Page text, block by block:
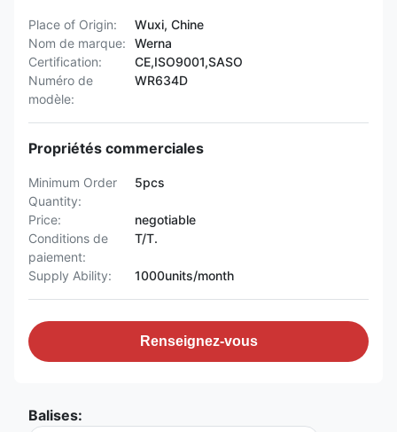
Place of Origin:
Wuxi, Chine
Nom de marque:
Werna
Certification:
CE,ISO9001,SASO
Numéro de
modèle:
WR634D
Propriétés commerciales
Minimum Order
Quantity:
5pcs
Price:
negotiable
Conditions de
paiement:
T/T.
Supply Ability: 1000units/month
Renseignez-vous
Balises: